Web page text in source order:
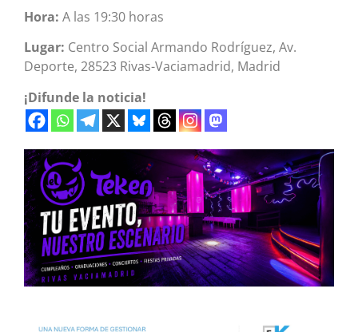
Hora: A las 19:30 horas
Lugar: Centro Social Armando Rodríguez, Av.
Deporte, 28523 Rivas-Vaciamadrid, Madrid
¡Difunde la noticia!